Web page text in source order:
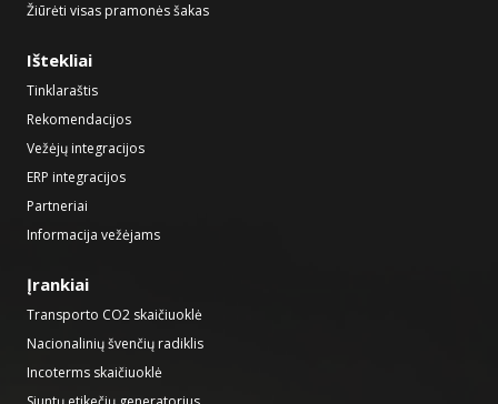
Žiūrėti visas pramonės šakas
Ištekliai
Tinklaraštis
Rekomendacijos
Vežėjų integracijos
ERP integracijos
Partneriai
Informacija vežėjams
Įrankiai
Transporto CO2 skaičiuoklė
Nacionalinių švenčių radiklis
Incoterms skaičiuoklė